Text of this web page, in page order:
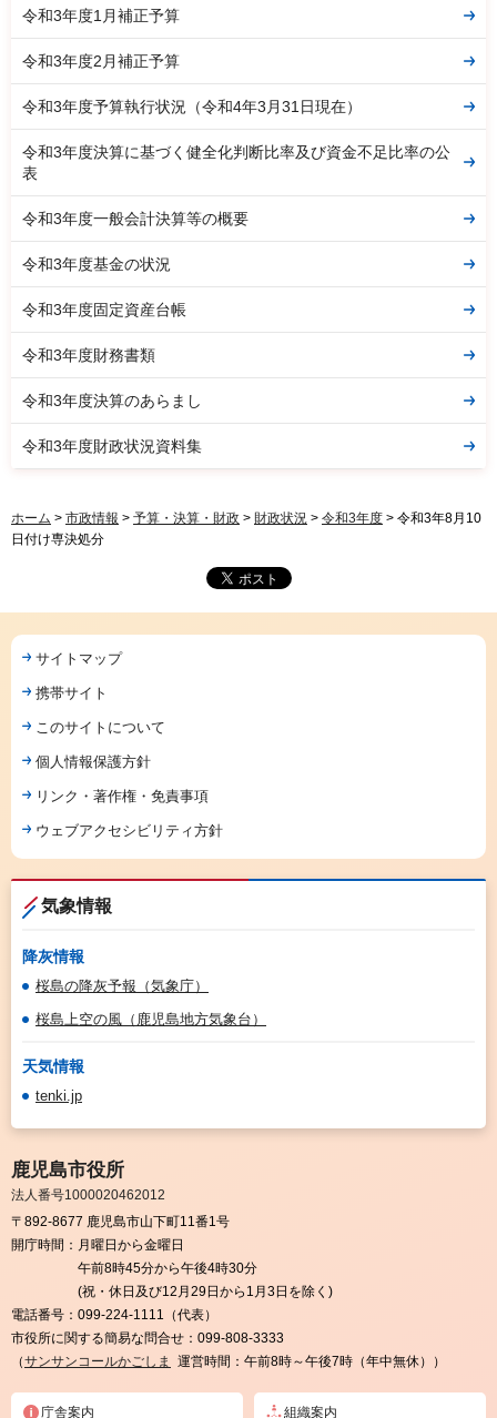
令和3年度1月補正予算
令和3年度2月補正予算
令和3年度予算執行状況（令和4年3月31日現在）
令和3年度決算に基づく健全化判断比率及び資金不足比率の公
表
令和3年度一般会計決算等の概要
令和3年度基金の状況
令和3年度固定資産台帳
令和3年度財務書類
令和3年度決算のあらまし
令和3年度財政状況資料集
ホーム > 市政情報 > 予算・決算・財政 > 財政状況 > 令和3年度 > 令和3年8月10
日付け専決処分
サイトマップ
携帯サイト
このサイトについて
個人情報保護方針
リンク・著作権・免責事項
ウェブアクセシビリティ方針
気象情報
降灰情報
桜島の降灰予報（気象庁）
桜島上空の風（鹿児島地方気象台）
天気情報
tenki.jp
鹿児島市役所
法人番号1000020462012
〒892-8677 鹿児島市山下町11番1号
開庁時間： 月曜日から金曜日
午前8時45分から午後4時30分
(祝・休日及び12月29日から1月3日を除く)
電話番号： 099-224-1111（代表）
市役所に関する簡易な問合せ： 099-808-3333
（サンサンコールかごしま 運営時間：午前8時～午後7時（年中無休））
庁舎案内 組織案内